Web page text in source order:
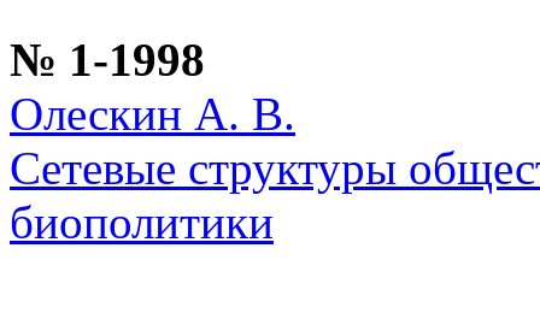
№ 1-1998
Олескин А. В.
Сетевые структуры
биополитики